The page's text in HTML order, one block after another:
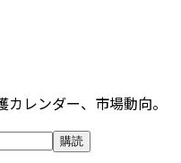
レンダー、市場動向。
購読